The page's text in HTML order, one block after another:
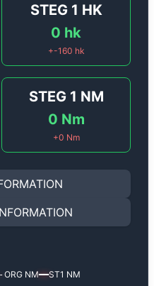
STEG 1 HK
0 hk
+-160 hk
STEG 1 NM
0 Nm
+0 Nm
Renault Espace 2.0
till0 hkoch vridmomentet
lägre
vi ett antal
för din bil
optimering
ORG NM━━ST1 NM